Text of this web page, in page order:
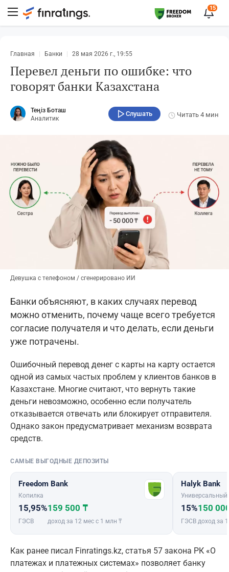
15
Главная Банки 28 мая 2026 г., 19:55
Перевел деньги по ошибке: что
говорят банки Казахстана
Теңіз Боташ
Аналитик
Слушать Читать 4 мин
Девушка с телефоном / сгенерировано ИИ
Банки объясняют, в каких случаях перевод
можно отменить, почему чаще всего требуется
согласие получателя и что делать, если деньги
уже потрачены.
Ошибочный перевод денег с карты на карту остается
одной из самых частых проблем у клиентов банков в
Казахстане. Многие считают, что вернуть такие
деньги невозможно, особенно если получатель
отказывается отвечать или блокирует отправителя.
Однако закон предусматривает механизм возврата
средств.
САМЫЕ ВЫГОДНЫЕ ДЕПОЗИТЫ
Freedom Bank
Копилка
15,95%
ГЭСВ
159 500 ₸
доход за 12 мес с 1 млн ₸
Halyk Bank
Универсальный
15%
ГЭСВ
150
доход за
Как ранее писал Finratings.kz, статья 57 закона РК «О
платежах и платежных системах» позволяет банку